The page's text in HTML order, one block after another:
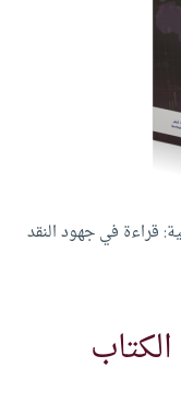
قراءة في جهود النقد